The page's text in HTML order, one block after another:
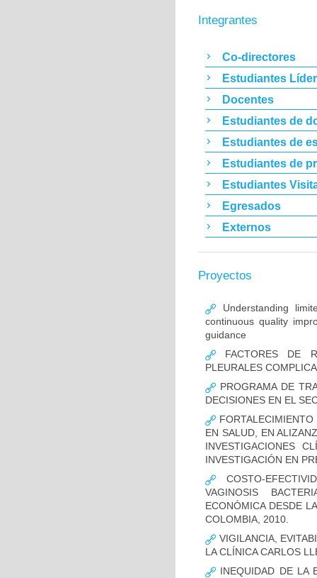
Integrantes
Co-directores
Estudiantes
Docentes
Estudiantes de
Estudiantes de
Estudiantes de
Estudiantes
Egresados
Externos
Proyectos
Understanding
continuous quality
guidance
FACTORES DE
PLEURALES
PROGRAMA DE
DECISIONES EN EL
EN SALUD, EN
INVESTIGACIONES
INVESTIGACIÓN EN
COSTO-
VAGINOSIS
ECONÓMICA DESDE
COLOMBIA, 2010.
VIGILANCIA,
LA CLÍNICA CARLOS
INEQUIDAD DE LA